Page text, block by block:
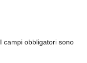
I campi obbligatori sono